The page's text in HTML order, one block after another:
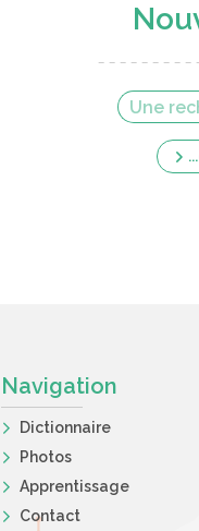
Navigation
Dictionnaire
Photos
Apprentissage
Contact